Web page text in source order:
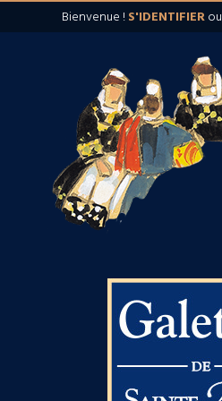
Bienvenue !S'IDENTIFIERou